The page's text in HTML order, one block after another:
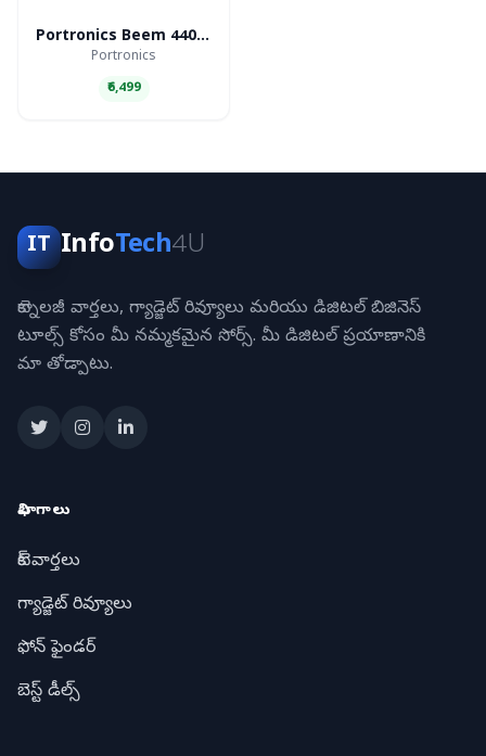
Portronics Beem 440 Smart LED Projector
Portronics
₹6,499
IT InfoTech4U
టెక్నాలజీ వార్తలు, గ్యాడ్జెట్ రివ్యూలు మరియు డిజిటల్ బిజినెస్
టూల్స్ కోసం మీ నమ్మకమైన సోర్స్. మీ డిజిటల్ ప్రయాణానికి
మా తోడ్పాటు.
విభాగాలు
టెక్ వార్తలు
గ్యాడ్జెట్ రివ్యూలు
ఫోన్ ఫైండర్
బెస్ట్ డీల్స్